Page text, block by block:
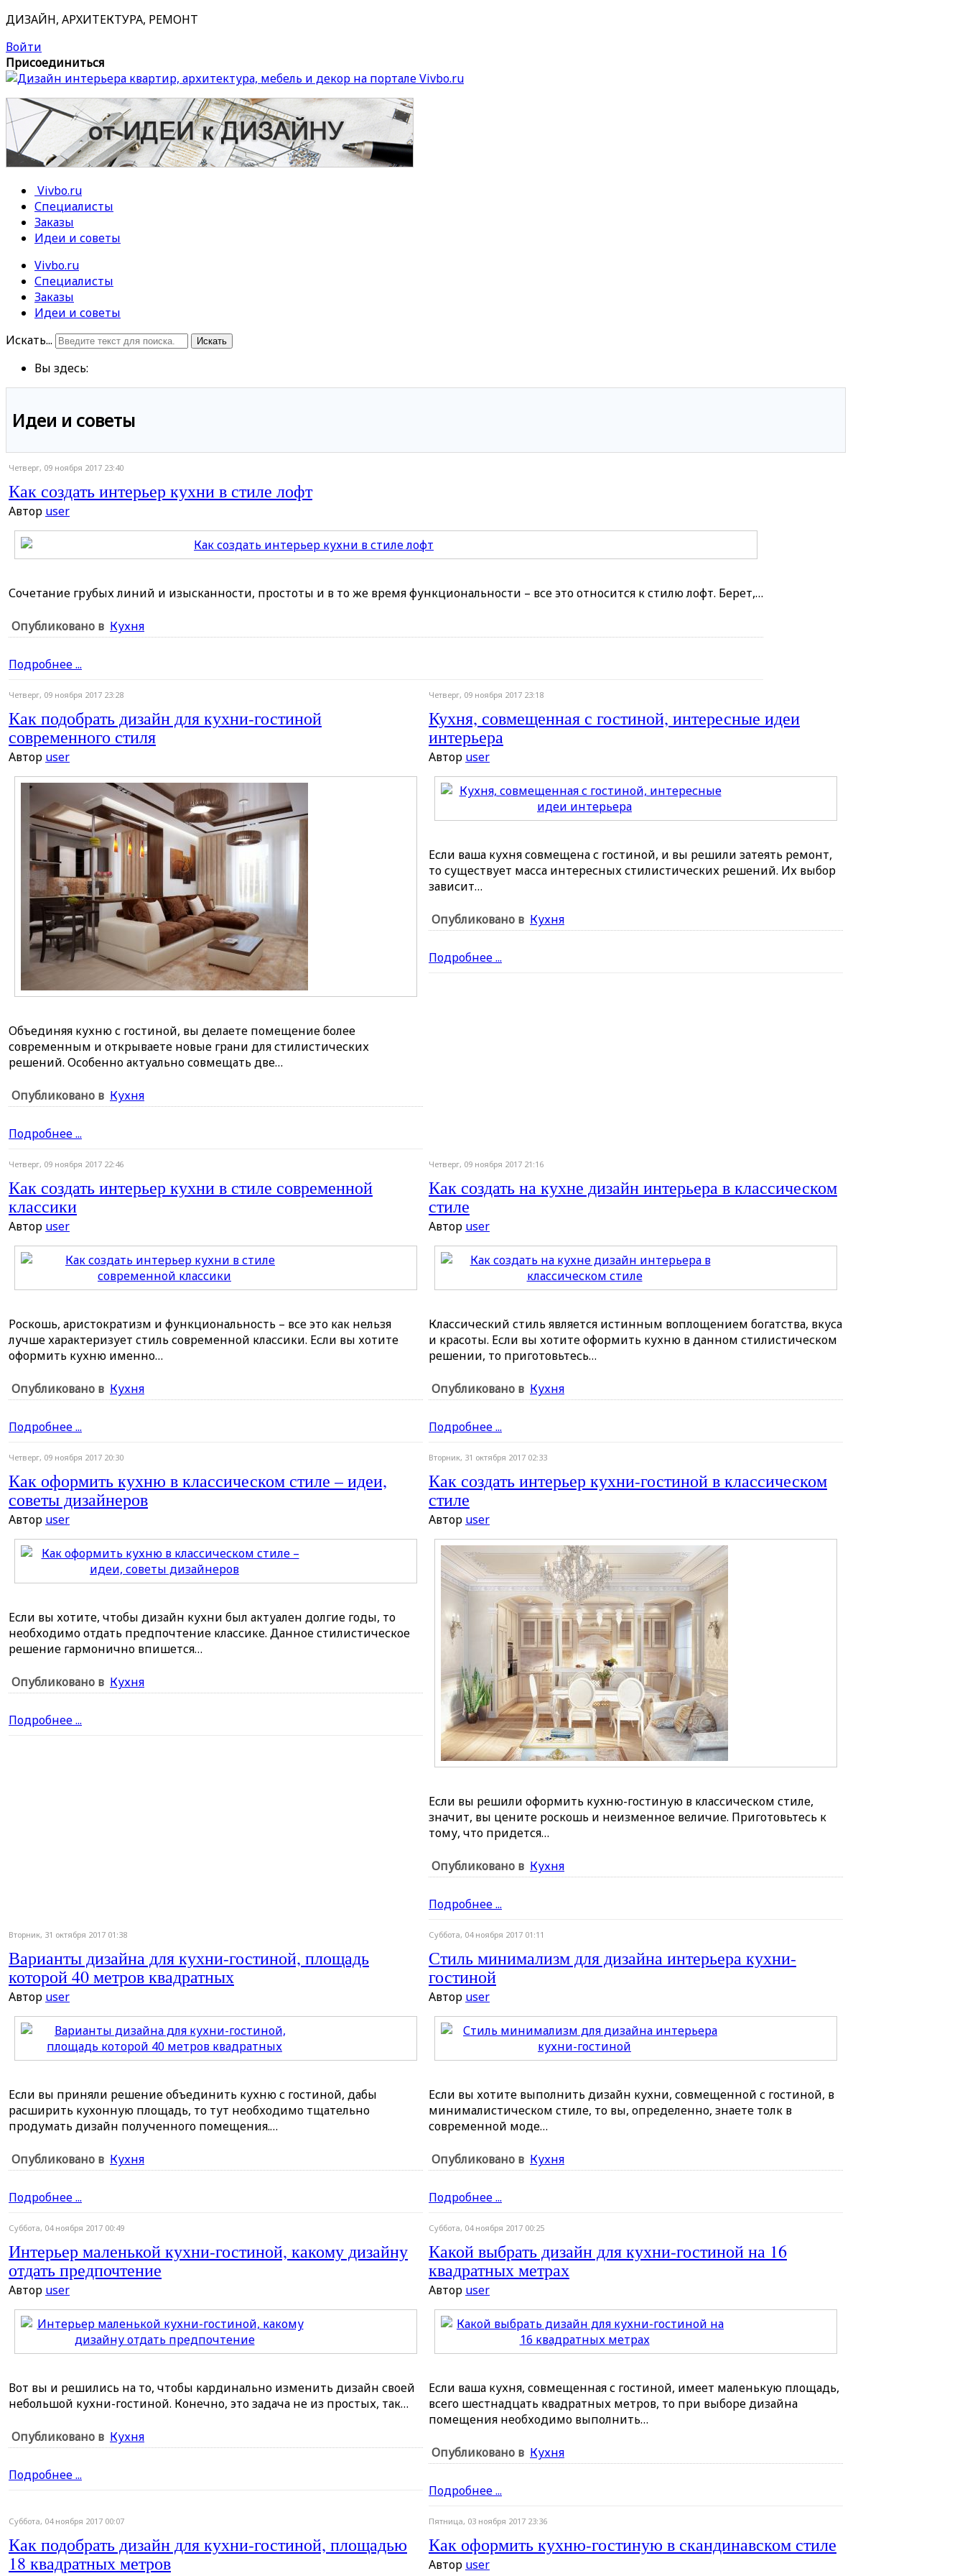
ДИЗАЙН, АРХИТЕКТУРА, РЕМОНТ
Войти
Присоединиться
Vivbo.ru
Специалисты
Заказы
Идеи и советы
Vivbo.ru
Специалисты
Заказы
Идеи и советы
Искать...
Искать
Вы здесь:
Идеи и советы
Четверг, 09 ноября 2017 23:40
Как создать интерьер кухни в стиле лофт
Автор user
Сочетание грубых линий и изысканности, простоты и в то же время функциональности – все это относится к стилю лофт. Берет,…
Опубликовано в Кухня
Подробнее ...
Четверг, 09 ноября 2017 23:28
Как подобрать дизайн для кухни-гостиной
современного стиля
Автор user
Объединяя кухню с гостиной, вы делаете помещение более
современным и открываете новые грани для стилистических
решений. Особенно актуально совмещать две…
Опубликовано в Кухня
Подробнее ...
Четверг, 09 ноября 2017 23:18
Кухня, совмещенная с гостиной, интересные идеи
интерьера
Автор user
Если ваша кухня совмещена с гостиной, и вы решили затеять ремонт,
то существует масса интересных стилистических решений. Их выбор
зависит…
Опубликовано в Кухня
Подробнее ...
Четверг, 09 ноября 2017 22:46
Как создать интерьер кухни в стиле современной
классики
Автор user
Роскошь, аристократизм и функциональность – все это как нельзя
лучше характеризует стиль современной классики. Если вы хотите
оформить кухню именно…
Опубликовано в Кухня
Подробнее ...
Четверг, 09 ноября 2017 21:16
Как создать на кухне дизайн интерьера в классическом
стиле
Автор user
Классический стиль является истинным воплощением богатства, вкуса
и красоты. Если вы хотите оформить кухню в данном стилистическом
решении, то приготовьтесь…
Опубликовано в Кухня
Подробнее ...
Четверг, 09 ноября 2017 20:30
Как оформить кухню в классическом стиле – идеи,
советы дизайнеров
Автор user
Если вы хотите, чтобы дизайн кухни был актуален долгие годы, то
необходимо отдать предпочтение классике. Данное стилистическое
решение гармонично впишется…
Опубликовано в Кухня
Подробнее ...
Вторник, 31 октября 2017 02:33
Как создать интерьер кухни-гостиной в классическом
стиле
Автор user
Если вы решили оформить кухню-гостиную в классическом стиле,
значит, вы цените роскошь и неизменное величие. Приготовьтесь к
тому, что придется…
Опубликовано в Кухня
Подробнее ...
Вторник, 31 октября 2017 01:38
Варианты дизайна для кухни-гостиной, площадь
которой 40 метров квадратных
Автор user
Если вы приняли решение объединить кухню с гостиной, дабы
расширить кухонную площадь, то тут необходимо тщательно
продумать дизайн полученного помещения.…
Опубликовано в Кухня
Подробнее ...
Суббота, 04 ноября 2017 01:11
Стиль минимализм для дизайна интерьера кухни-
гостиной
Автор user
Если вы хотите выполнить дизайн кухни, совмещенной с гостиной, в
минималистическом стиле, то вы, определенно, знаете толк в
современной моде…
Опубликовано в Кухня
Подробнее ...
Суббота, 04 ноября 2017 00:49
Интерьер маленькой кухни-гостиной, какому дизайну
отдать предпочтение
Автор user
Вот вы и решились на то, чтобы кардинально изменить дизайн своей
небольшой кухни-гостиной. Конечно, это задача не из простых, так…
Опубликовано в Кухня
Подробнее ...
Суббота, 04 ноября 2017 00:25
Какой выбрать дизайн для кухни-гостиной на 16
квадратных метрах
Автор user
Если ваша кухня, совмещенная с гостиной, имеет маленькую площадь,
всего шестнадцать квадратных метров, то при выборе дизайна
помещения необходимо выполнить…
Опубликовано в Кухня
Подробнее ...
Суббота, 04 ноября 2017 00:07
Как подобрать дизайн для кухни-гостиной, площадью
18 квадратных метров
Пятница, 03 ноября 2017 23:36
Как оформить кухню-гостиную в скандинавском стиле
Автор user